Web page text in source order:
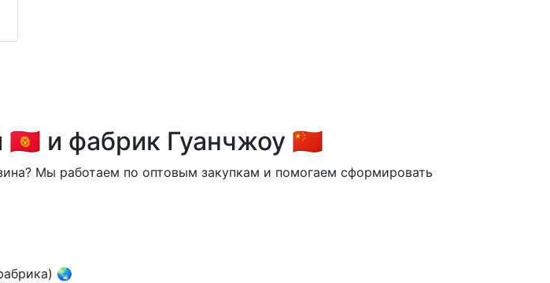
и фабрик Гуанчжоу 🇨🇳
Мы работаем по оптовым закупкам и помогаем сформировать
🌏